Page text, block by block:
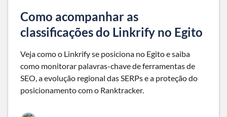
Como acompanhar as
classificações do Linkrify no Egito
Veja como o Linkrify se posiciona no Egito e saiba
como monitorar palavras-chave de ferramentas de
SEO, a evolução regional das SERPs e a proteção do
posicionamento com o Ranktracker.